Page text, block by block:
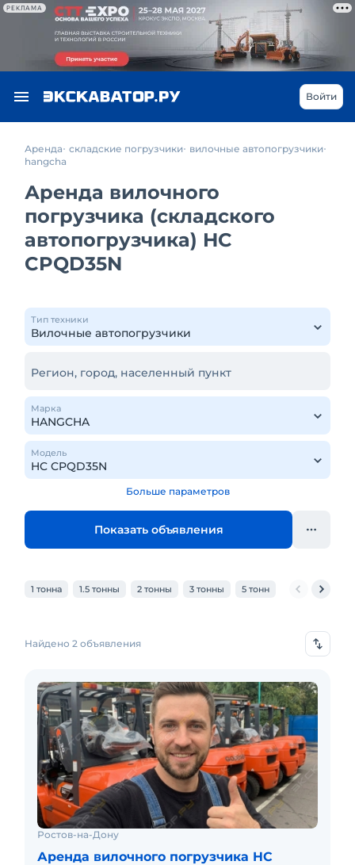
РЕКЛАМА
Войти
Аренда складские погрузчики вилочные автопогрузчики
hangcha
Аренда вилочного
погрузчика (складского
автопогрузчика) HC
CPQD35N
Тип техники
Регион, город, населенный пункт
Марка
Модель
Больше параметров
Показать объявления
1 тонна 1.5 тонны 2 тонны 3 тонны 5 тонн 6 тонн
Найдено 2 объявления
Ростов-на-Дону
Аренда вилочного погрузчика HC